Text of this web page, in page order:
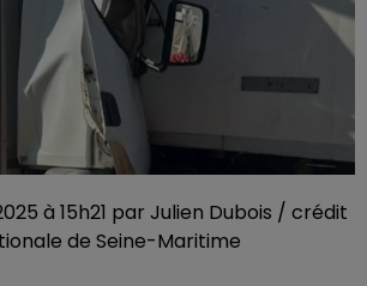
à 15h21 par Julien Dubois / crédit
de Seine-Maritime